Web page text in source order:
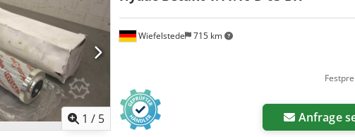
1 / 5
Wiefelstede 715 km
Anfrage